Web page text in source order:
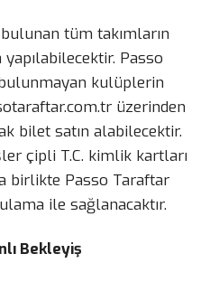
tüm takımların
Passo
kulüplerin
üzerinden
bilet satın alabilecektir.
çipli T.C. kimlik kartları
birlikte Passo Taraftar
ile sağlanacaktır.
Bekleyiş